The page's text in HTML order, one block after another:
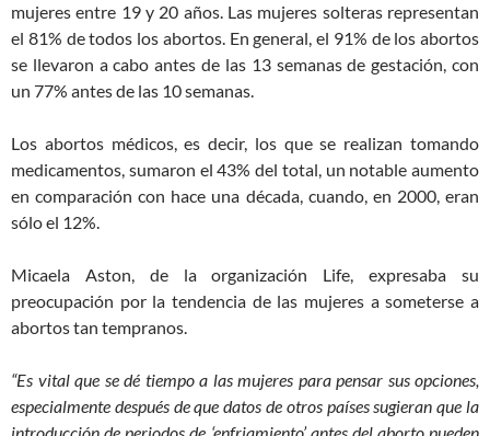
mujeres entre 19 y 20 años. Las mujeres solteras representan
el 81% de todos los abortos. En general, el 91% de los abortos
se llevaron a cabo antes de las 13 semanas de gestación, con
un 77% antes de las 10 semanas.
Los abortos médicos, es decir, los que se realizan tomando
medicamentos, sumaron el 43% del total, un notable aumento
en comparación con hace una década, cuando, en 2000, eran
sólo el 12%.
Micaela Aston, de la organización Life, expresaba su
preocupación por la tendencia de las mujeres a someterse a
abortos tan tempranos.
“Es vital que se dé tiempo a las mujeres para pensar sus opciones,
especialmente después de que datos de otros países sugieran que la